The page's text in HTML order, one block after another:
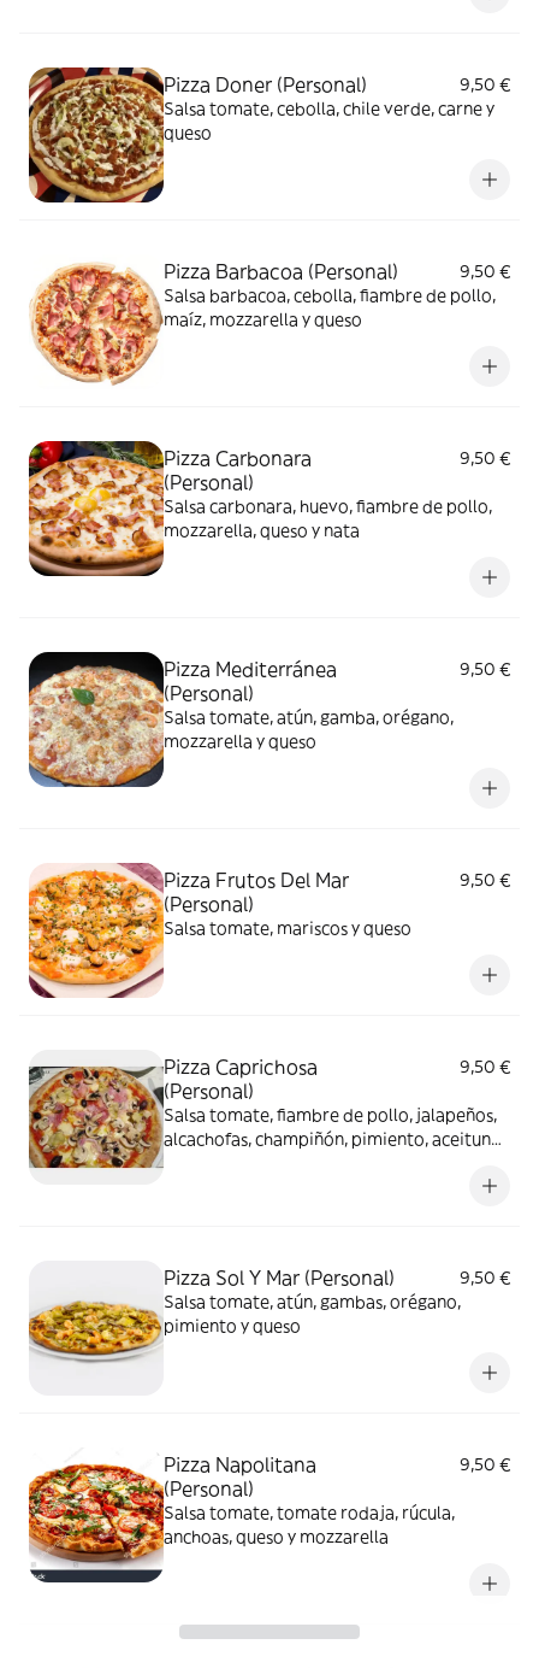
Pizza Doner (Personal)
9,50 €
Salsa tomate, cebolla, chile verde, carne y
queso
Pizza Barbacoa (Personal)
9,50 €
Salsa barbacoa, cebolla, fiambre de pollo,
maíz, mozzarella y queso
Pizza Carbonara
(Personal)
9,50 €
Salsa carbonara, huevo, fiambre de pollo,
mozzarella, queso y nata
Pizza Mediterránea
(Personal)
9,50 €
Salsa tomate, atún, gamba, orégano,
mozzarella y queso
Pizza Frutos Del Mar
(Personal)
9,50 €
Salsa tomate, mariscos y queso
Pizza Caprichosa
(Personal)
9,50 €
Salsa tomate, fiambre de pollo, jalapeños,
alcachofas, champiñón, pimiento, aceituna
Pizza Sol Y Mar (Personal)
9,50 €
Salsa tomate, atún, gambas, orégano,
pimiento y queso
Pizza Napolitana
(Personal)
9,50 €
Salsa tomate, tomate rodaja, rúcula,
anchoas, queso y mozzarella